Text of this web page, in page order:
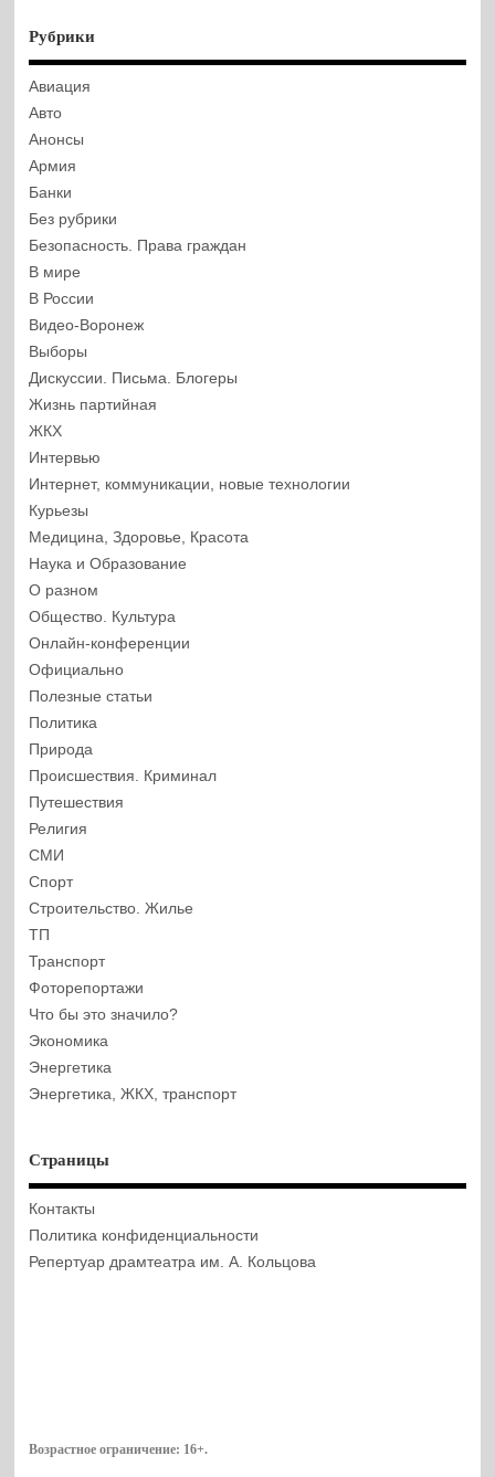
Рубрики
Авиация
Авто
Анонсы
Армия
Банки
Без рубрики
Безопасность. Права граждан
В мире
В России
Видео-Воронеж
Выборы
Дискуссии. Письма. Блогеры
Жизнь партийная
ЖКХ
Интервью
Интернет, коммуникации, новые технологии
Курьезы
Медицина, Здоровье, Красота
Наука и Образование
О разном
Общество. Культура
Онлайн-конференции
Официально
Полезные статьи
Политика
Природа
Происшествия. Криминал
Путешествия
Религия
СМИ
Спорт
Строительство. Жилье
ТП
Транспорт
Фоторепортажи
Что бы это значило?
Экономика
Энергетика
Энергетика, ЖКХ, транспорт
Страницы
Контакты
Политика конфиденциальности
Репертуар драмтеатра им. А. Кольцова
Возрастное ограничение: 16+.